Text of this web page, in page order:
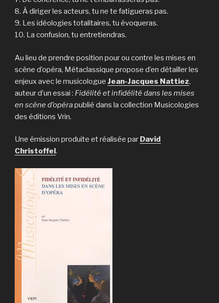
8. À diriger les acteurs, tu ne te fatigueras pas.
9. Les idéologies totalitaires, tu évoqueras.
10. La confusion, tu entretiendras.
Au lieu de prendre position pour ou contre les mises en
scène d’opéra, Métaclassique propose d’en détailler les
enjeux avec le musicologue Jean-Jacques Nattiez,
auteur d’un essai : Fidélité et infidélité dans les mises
en scène d’opérapublié dans la collection Musicologies
des éditions Vrin.
Une émission produite et réalisée par David
Christoffel.